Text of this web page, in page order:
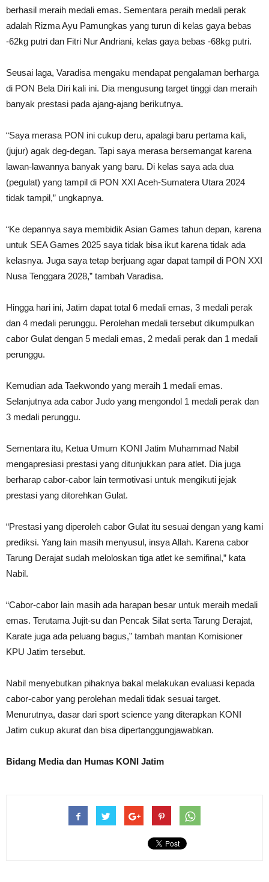
berhasil meraih medali emas. Sementara peraih medali perak
adalah Rizma Ayu Pamungkas yang turun di kelas gaya bebas
-62kg putri dan Fitri Nur Andriani, kelas gaya bebas -68kg putri.
Seusai laga, Varadisa mengaku mendapat pengalaman berharga
di PON Bela Diri kali ini. Dia mengusung target tinggi dan meraih
banyak prestasi pada ajang-ajang berikutnya.
“Saya merasa PON ini cukup deru, apalagi baru pertama kali,
(jujur) agak deg-degan. Tapi saya merasa bersemangat karena
lawan-lawannya banyak yang baru. Di kelas saya ada dua
(pegulat) yang tampil di PON XXI Aceh-Sumatera Utara 2024
tidak tampil,” ungkapnya.
“Ke depannya saya membidik Asian Games tahun depan, karena
untuk SEA Games 2025 saya tidak bisa ikut karena tidak ada
kelasnya. Juga saya tetap berjuang agar dapat tampil di PON XXI
Nusa Tenggara 2028,” tambah Varadisa.
Hingga hari ini, Jatim dapat total 6 medali emas, 3 medali perak
dan 4 medali perunggu. Perolehan medali tersebut dikumpulkan
cabor Gulat dengan 5 medali emas, 2 medali perak dan 1 medali
perunggu.
Kemudian ada Taekwondo yang meraih 1 medali emas.
Selanjutnya ada cabor Judo yang mengondol 1 medali perak dan
3 medali perunggu.
Sementara itu, Ketua Umum KONI Jatim Muhammad Nabil
mengapresiasi prestasi yang ditunjukkan para atlet. Dia juga
berharap cabor-cabor lain termotivasi untuk mengikuti jejak
prestasi yang ditorehkan Gulat.
“Prestasi yang diperoleh cabor Gulat itu sesuai dengan yang kami
prediksi. Yang lain masih menyusul, insya Allah. Karena cabor
Tarung Derajat sudah meloloskan tiga atlet ke semifinal,” kata
Nabil.
“Cabor-cabor lain masih ada harapan besar untuk meraih medali
emas. Terutama Jujit-su dan Pencak Silat serta Tarung Derajat,
Karate juga ada peluang bagus,” tambah mantan Komisioner
KPU Jatim tersebut.
Nabil menyebutkan pihaknya bakal melakukan evaluasi kepada
cabor-cabor yang perolehan medali tidak sesuai target.
Menurutnya, dasar dari sport science yang diterapkan KONI
Jatim cukup akurat dan bisa dipertanggungjawabkan.
Bidang Media dan Humas KONI Jatim